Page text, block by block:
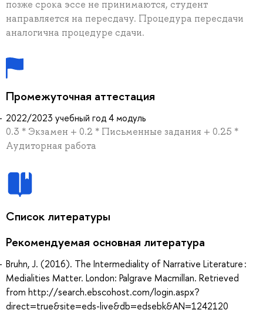
позже срока эссе не принимаются, студент
направляется на пересдачу. Процедура пересдачи
аналогична процедуре сдачи.
Промежуточная аттестация
2022/2023 учебный год 4 модуль
0.3 * Экзамен + 0.2 * Письменные задания + 0.25 *
Аудиторная работа
Список литературы
Рекомендуемая основная литература
Bruhn, J. (2016). The Intermediality of Narrative Literature :
Medialities Matter. London: Palgrave Macmillan. Retrieved
from http://search.ebscohost.com/login.aspx?
direct=true&site=eds-live&db=edsebk&AN=1242120